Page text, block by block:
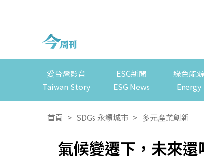
愛台灣影音
Taiwan Story
ESG新聞
ESG News
綠色能源
Energy
首頁 > SDGs 永續城市 > 多元產業創新
氣候變遷下，未來